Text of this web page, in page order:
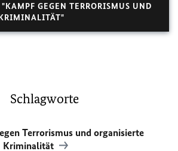
GEGEN TERRORISMUS UND
Schlagworte
Terrorismus und organisierte
Kriminalität